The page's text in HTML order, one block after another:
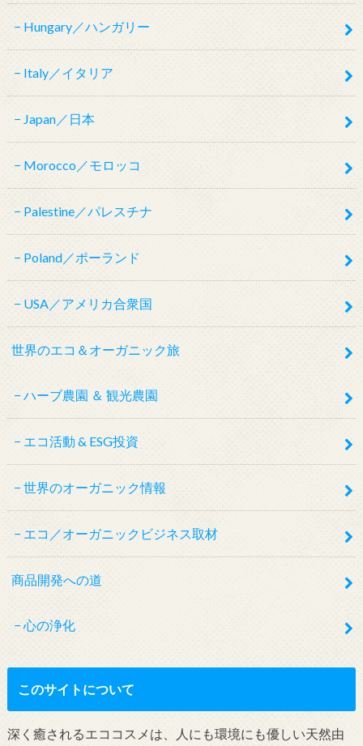
Hungary／ハンガリー
Italy／イタリア
Japan／日本
Morocco／モロッコ
Palestine／パレスチナ
Poland／ポーランド
USA／アメリカ合衆国
世界のエコ＆オーガニック旅
ハーブ農園 ＆ 観光農園
エコ活動 & ESG投資
世界のオーガニック情報
エコ／オーガニックビジネス取材
商品開発への道
心の浄化
このサイトについて
深く癒されるエココスメは、人にも環境にも優しい天然由